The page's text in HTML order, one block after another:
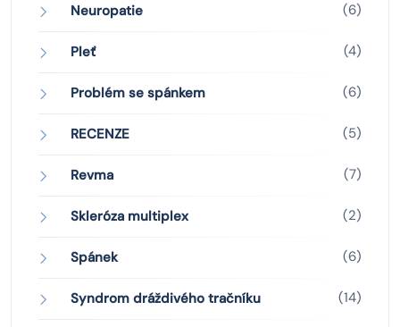
Neuropatie (6)
Pleť (4)
Problém se spánkem (6)
RECENZE (5)
Revma (7)
Skleróza multiplex (2)
Spánek (6)
Syndrom dráždivého tračníku (14)